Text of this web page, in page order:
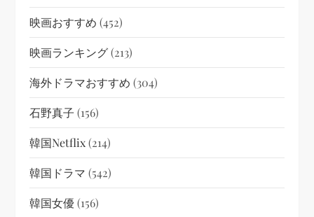
映画おすすめ (452)
映画ランキング(213)
海外ドラマおすすめ (304)
石野真子 (156)
韓国netflix(214)
韓国ドラマ (542)
韓国女優(156)